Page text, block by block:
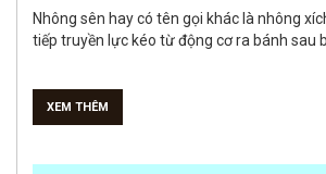
Nhông sên hay có tên gọi khác là nhông
tiếp truyền lực kéo từ động cơ ra bánh sau
XEM THÊM